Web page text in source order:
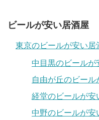
ビールが安い居酒屋
東京のビールが安い居
中目黒のビールが
自由が丘のビール
経堂のビールが安
中野のビールが安